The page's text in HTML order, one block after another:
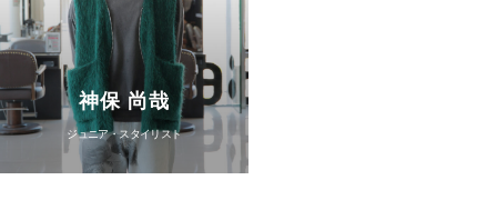
神保 尚哉
ジュニア・スタイリスト